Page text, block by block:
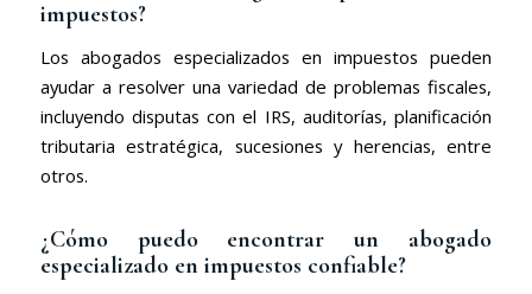
impuestos?
Los abogados especializados en impuestos pueden
ayudar a resolver una variedad de problemas fiscales,
incluyendo disputas con el IRS, auditorías, planificación
tributaria estratégica, sucesiones y herencias, entre
otros.
¿Cómo puedo encontrar un abogado
especializado en impuestos confiable?